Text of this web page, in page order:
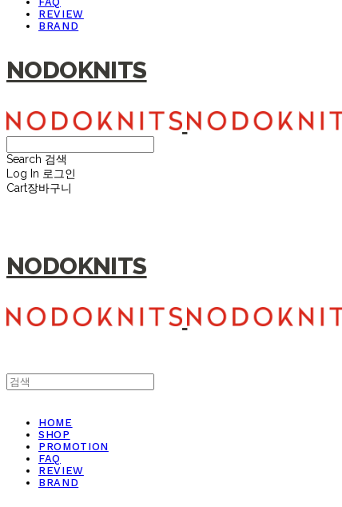
REVIEW
BRAND
NODOKNITS
Search 검색
Log In 로그인
Cart장바구니
NODOKNITS
HOME
SHOP
PROMOTION
FAQ
REVIEW
BRAND